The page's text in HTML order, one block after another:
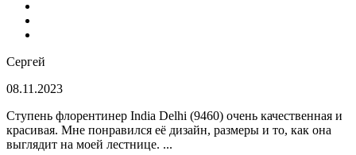
Сергей
08.11.2023
Ступень флорентинер India Delhi (9460) очень качественная и
красивая. Мне понравился её дизайн, размеры и то, как она
выглядит на моей лестнице. ...